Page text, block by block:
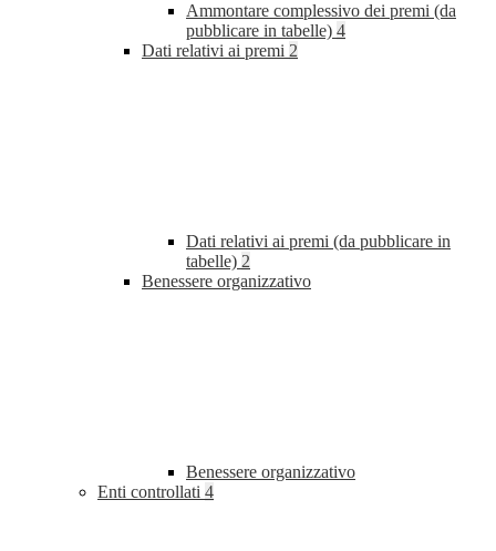
Ammontare complessivo dei premi (da
pubblicare in tabelle) 4
Dati relativi ai premi 2
Dati relativi ai premi (da pubblicare in
tabelle) 2
Benessere organizzativo
Benessere organizzativo
Enti controllati 4